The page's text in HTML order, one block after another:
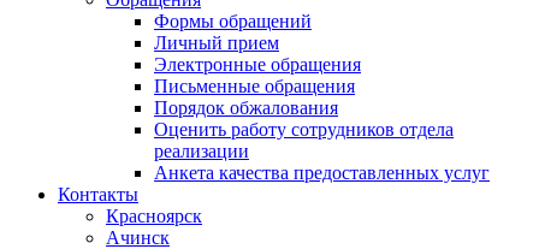
Формы обращений
Личный прием
Электронные обращения
Письменные обращения
Порядок обжалования
Оценить работу сотрудников отдела
реализации
Анкета качества предоставленных услуг
Контакты
Красноярск
Ачинск